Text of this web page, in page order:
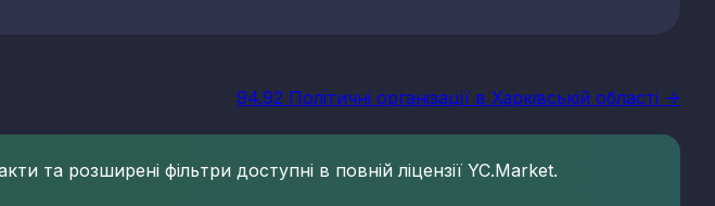
94.92 Політичні організації в Харківській області ->
та розширені фільтри доступні в повній ліцензії YC.Market.